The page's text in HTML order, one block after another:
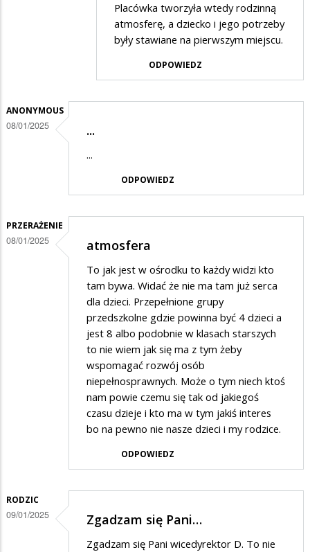
było
lepiej
Placówka tworzyła wtedy rodzinną
atmosferę, a dziecko i jego potrzeby
były stawiane na pierwszym miejscu.
ODPOWIEDZ
ANONYMOUS
08/01/2025 ...
...
ODPOWIEDZ
PRZERAŻENIE
08/01/2025 atmosfera
To jak jest w ośrodku to każdy widzi kto
tam bywa. Widać że nie ma tam już serca
dla dzieci. Przepełnione grupy
przedszkolne gdzie powinna być 4 dzieci a
jest 8 albo podobnie w klasach starszych
to nie wiem jak się ma z tym żeby
wspomagać rozwój osób
niepełnosprawnych. Może o tym niech ktoś
nam powie czemu się tak od jakiegoś
czasu dzieje i kto ma w tym jakiś interes
bo na pewno nie nasze dzieci i my rodzice.
ODPOWIEDZ
RODZIC
09/01/2025 Zgadzam się Pani…
Zgadzam się Pani wicedyrektor D. To nie